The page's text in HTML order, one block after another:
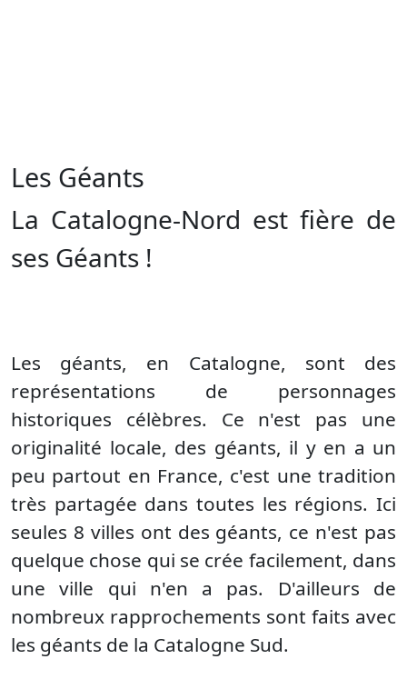
Les Géants
La Catalogne-Nord est fière de
ses Géants !
Les géants, en Catalogne, sont des
représentations de personnages
historiques célèbres. Ce n'est pas une
originalité locale, des géants, il y en a un
peu partout en France, c'est une tradition
très partagée dans toutes les régions. Ici
seules 8 villes ont des géants, ce n'est pas
quelque chose qui se crée facilement, dans
une ville qui n'en a pas. D'ailleurs de
nombreux rapprochements sont faits avec
les géants de la Catalogne Sud.